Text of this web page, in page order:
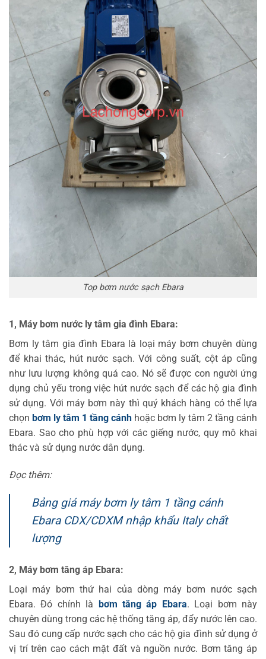
Top bơm nước sạch Ebara
1, Máy bơm nước ly tâm gia đình Ebara:
Bơm ly tâm gia đình Ebara là loại máy bơm chuyên dùng
để khai thác, hút nước sạch. Với công suất, cột áp cũng
như lưu lượng không quá cao. Nó sẽ được con người ứng
dụng chủ yếu trong việc hút nước sạch để các hộ gia đình
sử dụng. Với máy bơm này thì quý khách hàng có thể lựa
chọn bơm ly tâm 1 tầng cánh hoặc bơm ly tâm 2 tầng cánh
Ebara. Sao cho phù hợp với các giếng nước, quy mô khai
thác và sử dụng nước dân dụng.
Đọc thêm:
Bảng giá máy bơm ly tâm 1 tầng cánh
Ebara CDX/CDXM nhập khẩu Italy chất
lượng
2, Máy bơm tăng áp Ebara:
Loại máy bơm thứ hai của dòng máy bơm nước sạch
Ebara. Đó chính là
bơm tăng áp Ebara. Loại bơm này
chuyên dùng trong các hệ thống tăng áp, đẩy nước lên cao.
Sau đó cung cấp nước sạch cho các hộ gia đình sử dụng ở
vị trí trên cao cách mặt đất và nguồn nước. Bơm tăng áp